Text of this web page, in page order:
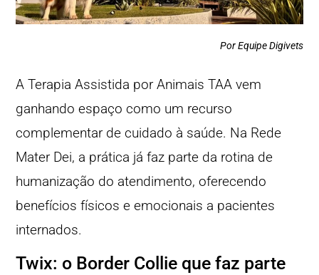
Por Equipe Digivets
A Terapia Assistida por Animais TAA vem
ganhando espaço como um recurso
complementar de cuidado à saúde. Na Rede
Mater Dei, a prática já faz parte da rotina de
humanização do atendimento, oferecendo
benefícios físicos e emocionais a pacientes
internados.
Twix: o Border Collie que faz parte